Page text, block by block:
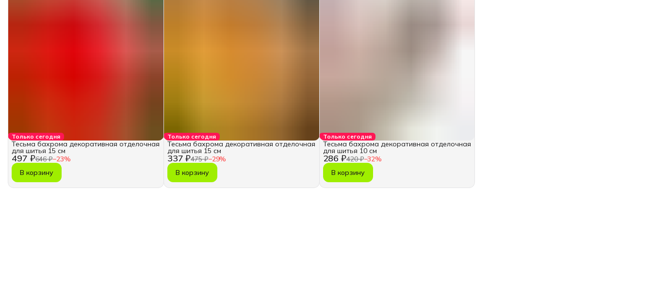
Только сегодня
497 ₽646 ₽−23%
Тесьма бахрома декоративная отделочная
для шитья 15 см
В корзину
Только сегодня
337 ₽475 ₽−29%
Тесьма бахрома декоративная отделочная
для шитья 15 см
В корзину
Только сегодня
286 ₽420 ₽−32%
Тесьма бахрома декоративная отделочная
для шитья 10 см
В корзину